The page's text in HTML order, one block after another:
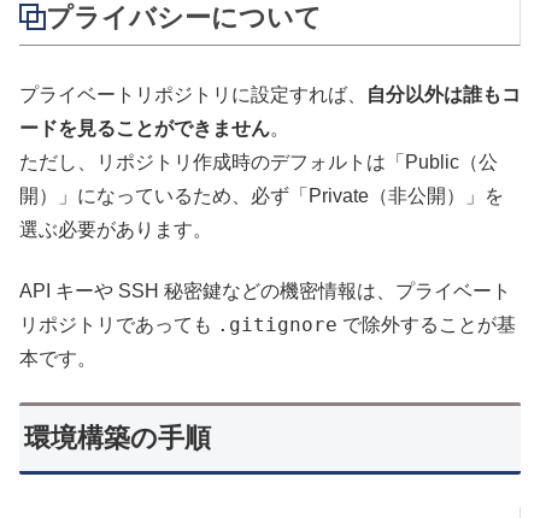
プライバシーについて
プライベートリポジトリに設定すれば、
自分以外は誰もコ
ードを見ることができません。
ただし、リポジトリ作成時のデフォルトは「Public（公
開）」になっているため、必ず「Private（非公開）」を
選ぶ必要があります。
API キーや SSH 秘密鍵などの機密情報は、プライベート
リポジトリであっても .gitignore で除外することが基
本です。
環境構築の手順